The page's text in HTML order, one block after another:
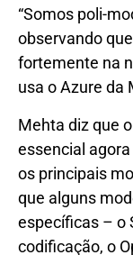
“Somos poli-
observando
fortemente na
usa o Azure da
Mehta diz que
essencial
os principais
que alguns
específicas – o
codificação, o